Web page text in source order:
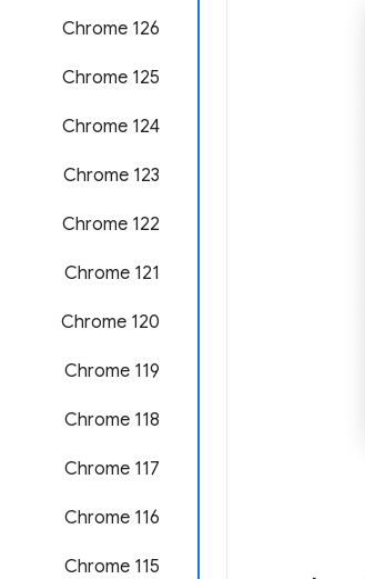
Chrome 126
Chrome 125
Chrome 124
Chrome 123
Chrome 122
Chrome 121
Chrome 120
Chrome 119
Chrome 118
Chrome 117
Chrome 116
Chrome 115